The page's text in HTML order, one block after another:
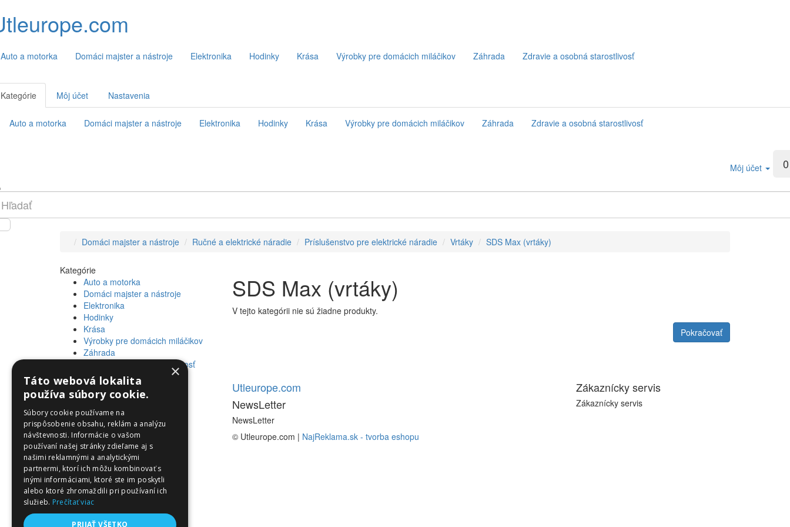
Auto a motorka Domáci majster a nástroje Elektronika Hodinky Krása Výrobky pre domácich miláčikov Záhrada Zdravie a osobná starostlivosť
Kategórie Môj účet Nastavenia
Auto a motorka Domáci majster a nástroje Elektronika Hodinky Krása Výrobky pre domácich miláčikov Záhrada Zdravie a osobná starostlivosť
0
Môj účet
Domáci majster a nástroje Ručné a elektrické náradie Príslušenstvo pre elektrické náradie Vrtáky SDS Max (vrtáky)
Kategórie
Auto a motorka
Domáci majster a nástroje
Elektronika
Hodinky
Krása
Výrobky pre domácich miláčikov
Záhrada
Zdravie a osobná starostlivosť
SDS Max (vrtáky)
V tejto kategórii nie sú žiadne produkty.
Pokračovať
Informácie
Utleurope.com
NewsLetter
NewsLetter
Zákaznícky servis
Zákaznícky servis
© Utleurope.com | NajReklama.sk - tvorba eshopu
×
Táto webová lokalita
používa súbory cookie.
Súbory cookie používame na
prispôsobenie obsahu, reklám a analýzu
návštevnosti. Informácie o vašom
používaní našej stránky zdieľame aj s
našimi reklamnými a analytickými
partnermi, ktorí ich môžu kombinovať s
inými informáciami, ktoré ste im poskytli
alebo ktoré zhromaždili pri používaní ich
služieb. Prečítať viac
PRIJAŤ VŠETKO